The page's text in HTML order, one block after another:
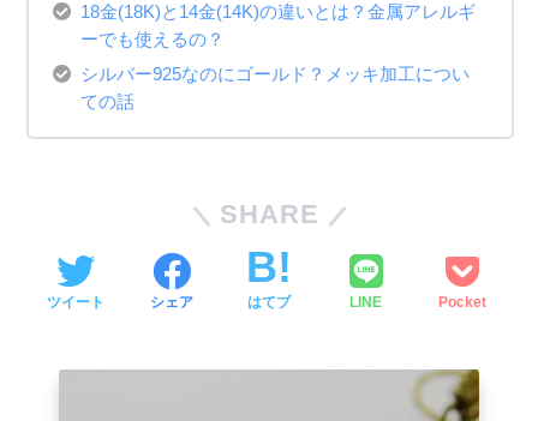
18金(18K)と14金(14K)の違いとは？金属アレルギ
ーでも使えるの？
シルバー925なのにゴールド？メッキ加工につい
ての話
SHARE
ツイート シェア はてブ LINE Pocket